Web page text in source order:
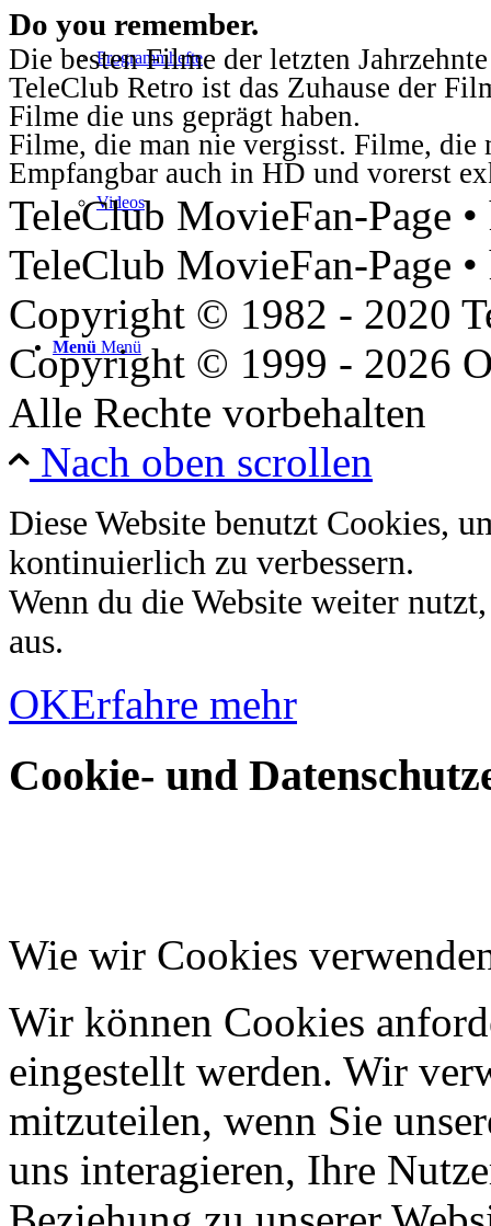
Programmhefte
Videos
Menü Menü
Do you remember.
Die besten Filme der letzten
TeleClub Retro ist das Zuhause der
Filme die uns geprägt haben.
Filme, die man nie vergisst. Filme, die
Empfangbar auch in HD und vorerst
TeleClub MovieFan-Page
TeleClub MovieFan-Page
Copyright © 1982 - 2020
Copyright © 1999 - 2026
Alle Rechte vorbehalten
Nach oben scrollen
Diese Website benutzt Cookies,
kontinuierlich zu verbessern.
Wenn du die Website weiter
aus.
OKErfahre mehr
Cookie- und
Wie wir Cookies
Wir können Cookies
eingestellt werden. Wir
mitzuteilen, wenn Sie
uns interagieren, Ihre